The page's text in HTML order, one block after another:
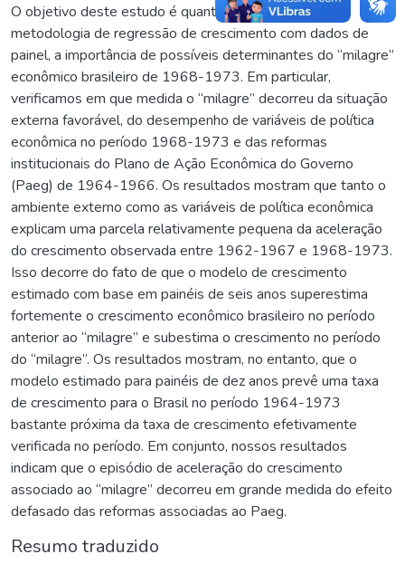
O objetivo deste estudo é quantificar, através de uma
metodologia de regressão de crescimento com dados de
painel, a importância de possíveis determinantes do “milagre”
econômico brasileiro de 1968-1973. Em particular,
verificamos em que medida o “milagre” decorreu da situação
externa favorável, do desempenho de variáveis de política
econômica no período 1968-1973 e das reformas
institucionais do Plano de Ação Econômica do Governo
(Paeg) de 1964-1966. Os resultados mostram que tanto o
ambiente externo como as variáveis de política econômica
explicam uma parcela relativamente pequena da aceleração
do crescimento observada entre 1962-1967 e 1968-1973.
Isso decorre do fato de que o modelo de crescimento
estimado com base em painéis de seis anos superestima
fortemente o crescimento econômico brasileiro no período
anterior ao “milagre” e subestima o crescimento no período
do “milagre”. Os resultados mostram, no entanto, que o
modelo estimado para painéis de dez anos prevê uma taxa
de crescimento para o Brasil no período 1964-1973
bastante próxima da taxa de crescimento efetivamente
verificada no período. Em conjunto, nossos resultados
indicam que o episódio de aceleração do crescimento
associado ao “milagre” decorreu em grande medida do efeito
defasado das reformas associadas ao Paeg.
Resumo traduzido